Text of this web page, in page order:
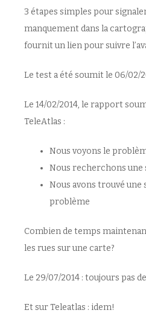
3 étapes simples pour
manquement dans la
fournit un lien pour suivre
Le test a été soumit le 06/02/
Le 14/02/2014, le rapport
TeleAtlas :
Nous voyons le
Nous recherchons
Nous avons trouvé une
problème
Combien de temps
les rues sur une carte?
Le 29/07/2014 : toujours pas
Et sur Teleatlas : idem!